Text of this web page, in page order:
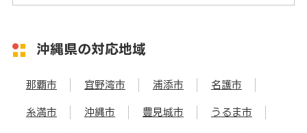
沖縄県の対応地域
那覇市 宜野湾市 浦添市 名護市
糸満市 沖縄市 豊見城市 うるま市